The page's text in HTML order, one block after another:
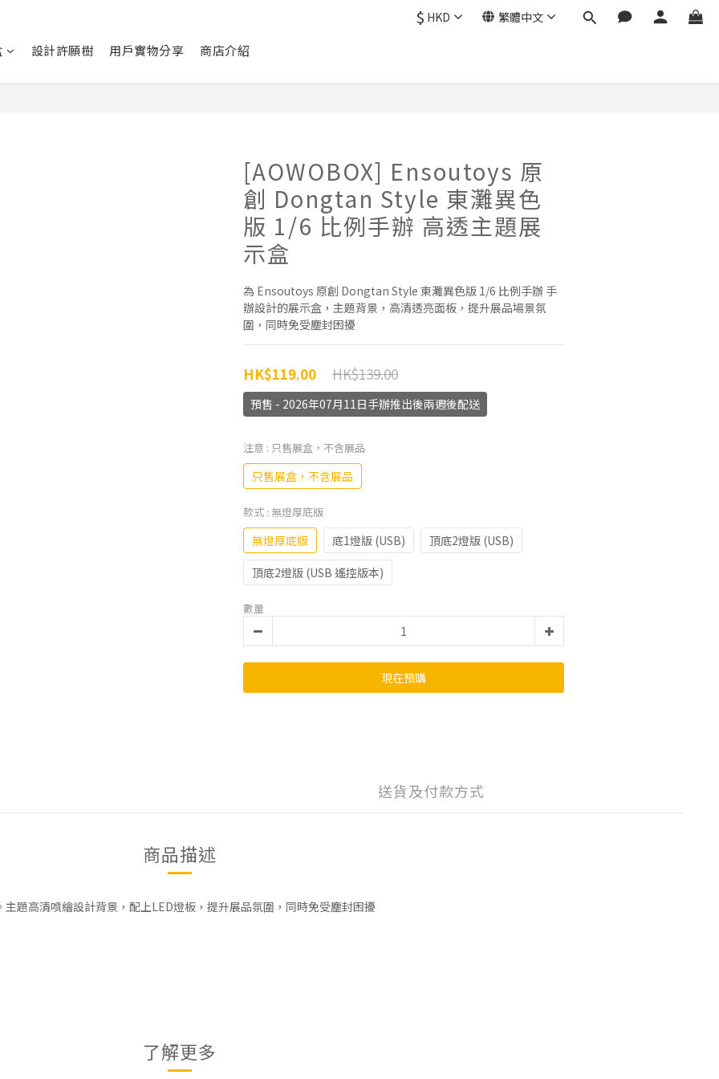
$ HKD 繁體中文
設計許願樹 用戶實物分享 商店介紹
[AOWOBOX] Ensoutoys 原
創 Dongtan Style 東灘異色
版 1/6 比例手辦 高透主題展
示盒
為 Ensoutoys 原創 Dongtan Style 東灘異色版 1/6 比例手辦 手
辦設計的展示盒，主題背景，高清透亮面板，提升展品場景氛
圍，同時免受塵封困擾
HK$139.00
HK$119.00
預售 - 2026年07月11日手辦推出後兩週後配送
注意 : 只售展盒，不含展品
只售展盒，不含展品
款式 : 無燈厚底版
無燈厚底版 底1燈版 (USB)
頂底2燈版 (USB)
頂底2燈版 (USB 遙控版本)
數量
現在預購
送貨及付款方式
商品描述
題高清噴繪設計背景，配上LED燈板，提升展品氛圍，同時免受塵封困擾
了解更多